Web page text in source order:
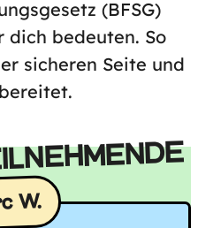
(BFSG)
dich bedeuten. So
sicheren Seite und
W.